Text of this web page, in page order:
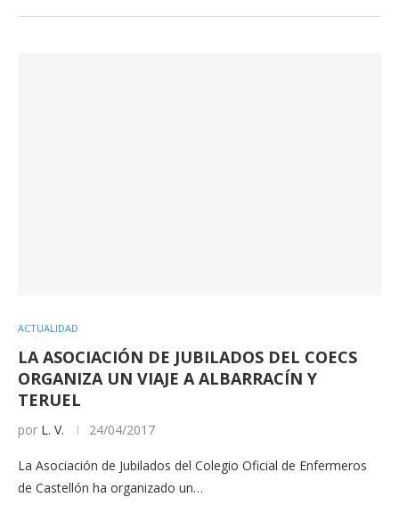
ACTUALIDAD
LA ASOCIACIÓN DE JUBILADOS DEL COECS
ORGANIZA UN VIAJE A ALBARRACÍN Y
TERUEL
por L. V. 24/04/2017
La Asociación de Jubilados del Colegio Oficial de Enfermeros
de Castellón ha organizado un…